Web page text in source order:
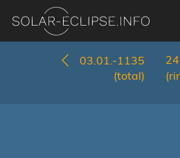
03.01.-1135
(total)